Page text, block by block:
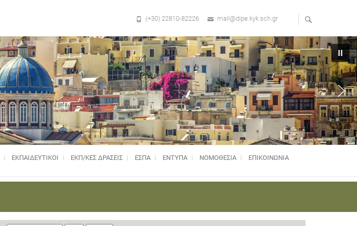
(+30) 22810-82226 mail@dipe.kyk.sch.gr
ΕΚΠΑΙΔΕΥΤΙΚΟΙ ΕΚΠ/ΚΕΣ ΔΡΑΣΕΙΣ ΕΣΠΑ ΕΝΤΥΠΑ ΝΟΜΟΘΕΣΊΑ ΕΠΙΚΟΙΝΩΝΙΑ